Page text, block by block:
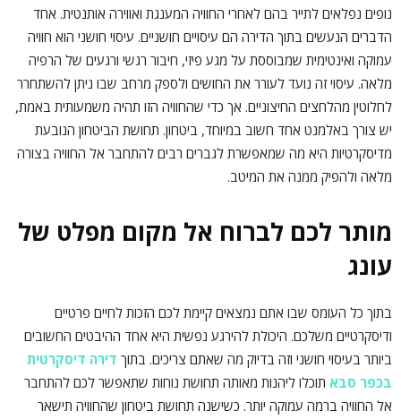
נופים נפלאים לתייר בהם לאחרי החוויה המענגת ואווירה אותנטית. אחד
הדברים הנעשים בתוך הדירה הם עיסויים חושניים. עיסוי חושני הוא חוויה
עמוקה ואינטימית שמבוססת על מגע פיזי, חיבור רגשי ורגעים של הרפיה
מלאה. עיסוי זה נועד לעורר את החושים ולספק מרחב שבו ניתן להשתחרר
לחלוטין מהלחצים החיצוניים. אך כדי שהחוויה הזו תהיה משמעותית באמת,
יש צורך באלמנט אחד חשוב במיוחד, ביטחון. תחושת הביטחון הנובעת
מדיסקרטיות היא מה שמאפשרת לגברים רבים להתחבר אל החוויה בצורה
מלאה ולהפיק ממנה את המיטב.
מותר לכם לברוח אל מקום מפלט של
עונג
בתוך כל העומס שבו אתם נמצאים קיימת לכם הזכות לחיים פרטיים
ודיסקרטיים משלכם. היכולת להירגע נפשית היא אחד ההיבטים החשובים
ביותר בעיסוי חושני וזה בדיוק מה שאתם צריכים. בתוך דירה דיסקרטית
בכפר סבא תוכלו ליהנות מאותה תחושת נוחות שתאפשר לכם להתחבר
אל החוויה ברמה עמוקה יותר. כשישנה תחושת ביטחון שהחוויה תישאר